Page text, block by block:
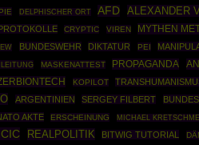
DELPHISCHER ORT AFD ALEXANDER
CRYPTIC VIREN MYTHEN
BUNDESWEHR DIKTATUR PEI
MASKENATTEST PROPAGANDA
KOPILOT
ARGENTINIEN SERGEY FILBERT
AKTE ERSCHEINUNG MICHAEL
REALPOLITIK BITWIG TUTORIAL